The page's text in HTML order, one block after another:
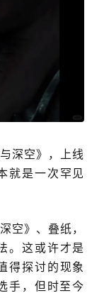
深空》，
上线
就是一次罕见
空》、叠纸，
。 这或许才是
得探讨的现象
手，但时至今